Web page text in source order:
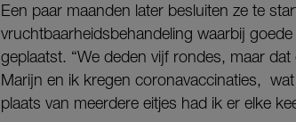
Een paar maanden later besluiten ze te
vruchtbaarheidsbehandeling waarbij
geplaatst. “We deden vijf rondes, maar
Marijn en ik kregen coronavaccinaties,
plaats van meerdere eitjes had ik er elke